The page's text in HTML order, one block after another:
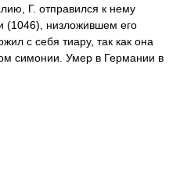
Г. отправился к нему
(1046), низложившем его
с себя тиару, так как она
симонии. Умер в Германии в